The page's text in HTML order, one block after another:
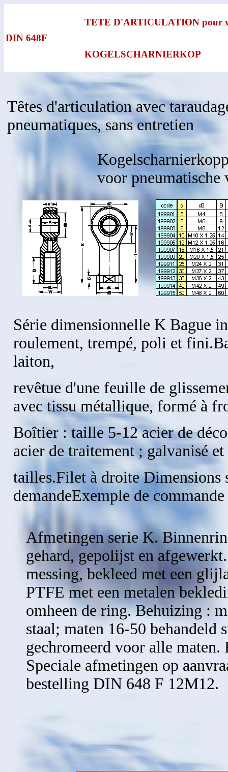
DIN 648F
TETE D'ARTICULATION pour
KOGELSCHARNIERKOP
Têtes d'articulation avec
pneumatiques, sans entretien
voor
Série dimensionnelle K Bague
roulement, trempé, poli et
laiton,
revêtue d'une feuille de
avec tissu métallique, formé à
Boîtier : taille 5-12 acier de
acier de traitement ; galvanisé
tailles.Filet à droite Dimensions
demandeExemple de
Afmetingen serie K.
gehard, gepolijst en
messing, bekleed met een
PTFE met een metalen
omheen de ring. Behuizing :
staal; maten 16-50 behandeld
gechromeerd voor alle maten.
Speciale afmetingen op
bestelling DIN 648 F 12M12.